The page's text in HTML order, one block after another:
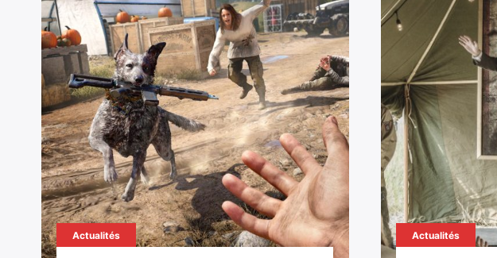
Actualités Actualités